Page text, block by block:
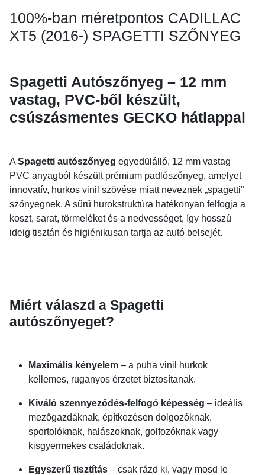
100%-ban méretpontos CADILLAC
XT5 (2016-) SPAGETTI SZŐNYEG
Spagetti Autószőnyeg – 12 mm
vastag, PVC-ből készült,
csúszásmentes GECKO hátlappal
A Spagetti autószőnyeg egyedülálló, 12 mm vastag
PVC anyagból készült prémium padlószőnyeg, amelyet
innovatív, hurkos vinil szövése miatt neveznek „spagetti”
szőnyegnek. A sűrű hurokstruktúra hatékonyan felfogja a
koszt, sarat, törmeléket és a nedvességet, így hosszú
ideig tisztán és higiénikusan tartja az autó belsejét.
Miért válaszd a Spagetti
autószőnyeget?
Maximális kényelem – a puha vinil hurkok
kellemes, ruganyos érzetet biztosítanak.
Kiváló szennyeződés-felfogó képesség – ideális
mezőgazdáknak, építkezésen dolgozóknak,
sportolóknak, halászoknak, golfozóknak vagy
kisgyermekes családoknak.
Egyszerű tisztítás – csak rázd ki, vagy mosd le